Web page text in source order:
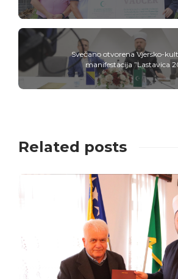
Svečano otvorena Vjersko-
manifestacija ”Lastavica
Related posts